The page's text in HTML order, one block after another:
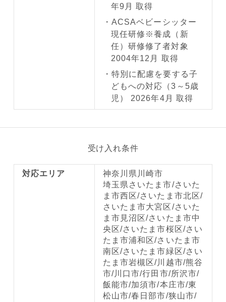
年9月 取得
ACSAベビーシッター
現任研修※養成（新
任）研修修了者対象
2004年12月 取得
特別に配慮を要する子
どもへの対応（3～5歳
児） 2026年4月 取得
受け入れ条件
対応エリア
神奈川県川崎市
埼玉県さいたま市/さいた
ま市西区/さいたま市北区/
さいたま市大宮区/さいた
ま市見沼区/さいたま市中
央区/さいたま市桜区/さい
たま市浦和区/さいたま市
南区/さいたま市緑区/さい
たま市岩槻区/川越市/熊谷
市/川口市/行田市/所沢市/
飯能市/加須市/本庄市/東
松山市/春日部市/狭山市/